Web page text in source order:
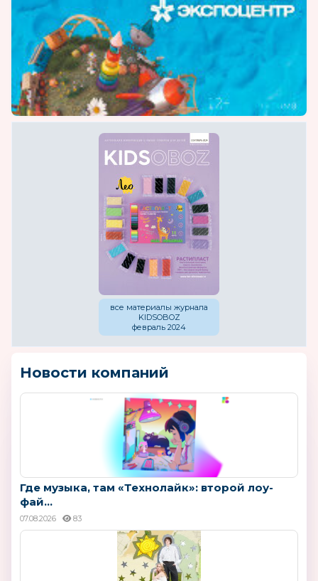
все материалы журнала
KIDSOBOZ
февраль 2024
Новости компаний
Где музыка, там «Технолайк»: второй лоу-
фай...
07.08.2026 83